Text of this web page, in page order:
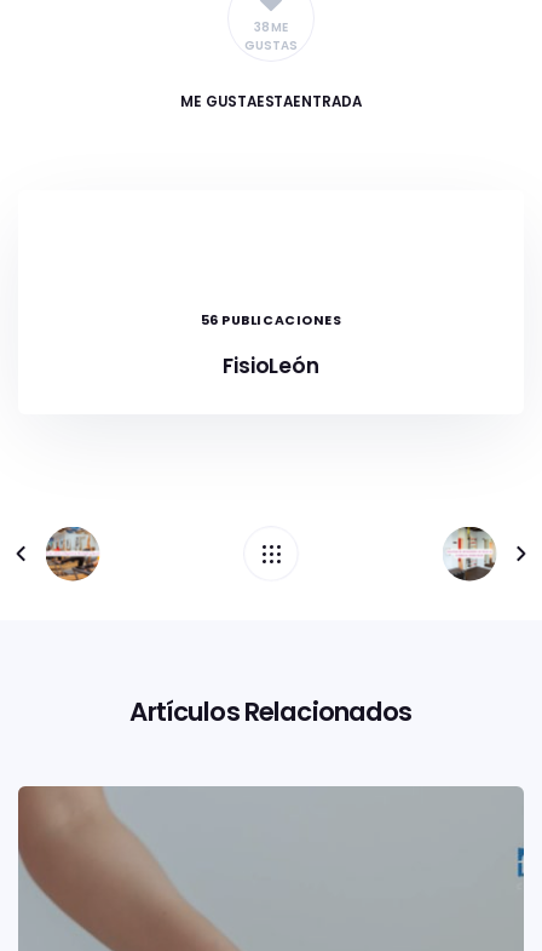
38 ME
GUSTAS
ME GUSTAESTAENTRADA
56 PUBLICACIONES
FisioLeón
Artículos Relacionados